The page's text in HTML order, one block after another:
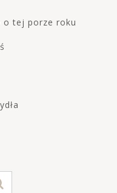
o tej porze roku